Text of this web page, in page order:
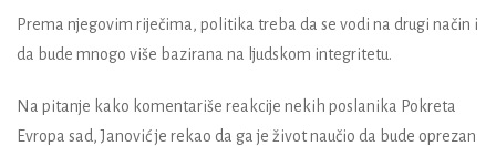
Prema njegovim riječima, politika treba da se vodi na drugi način i
da bude mnogo više bazirana na ljudskom integritetu.
Na pitanje kako komentariše reakcije nekih poslanika Pokreta
Evropa sad, Janović je rekao da ga je život naučio da bude oprezan